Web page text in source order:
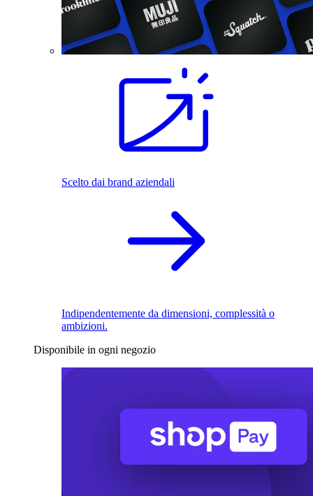
Scelto dai brand aziendali
Indipendentemente da dimensioni, complessità o
ambizioni.
Disponibile in ogni negozio